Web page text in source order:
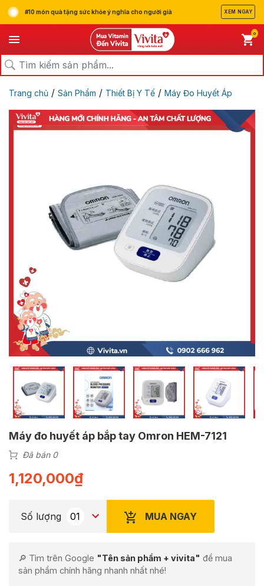
#10 món quà tặng sức khỏe ý nghĩa cho người già XEM NGAY
0
Trang chủ / Sản Phẩm / Thiết Bị Y Tế / Máy Đo Huyết Áp
Máy đo huyết áp bắp tay Omron HEM-7121
Đã bán 0
1,120,000₫
Số lượng MUA NGAY
🔎 Tìm trên Google "Tên sản phẩm + vivita" để mua
sản phẩm chính hãng nhanh nhất nhé!